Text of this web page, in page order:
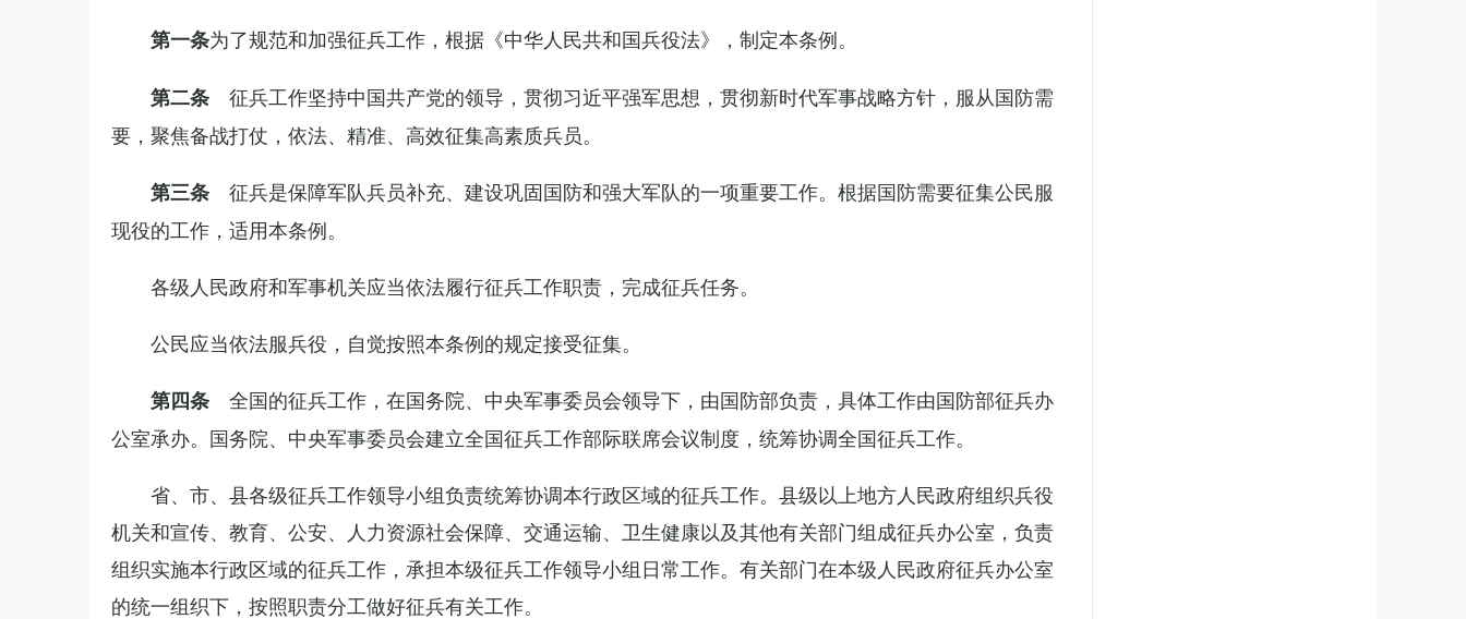
第一条为了规范和加强征兵工作，根据《中华人民共和国兵役法》，制定本条例。
第二条 征兵工作坚持中国共产党的领导，贯彻习近平强军思想，贯彻新时代军事战略方针，服从国防需
要，聚焦备战打仗，依法、精准、高效征集高素质兵员。
第三条 征兵是保障军队兵员补充、建设巩固国防和强大军队的一项重要工作。根据国防需要征集公民服
现役的工作，适用本条例。
各级人民政府和军事机关应当依法履行征兵工作职责，完成征兵任务。
公民应当依法服兵役，自觉按照本条例的规定接受征集。
第四条 全国的征兵工作，在国务院、中央军事委员会领导下，由国防部负责，具体工作由国防部征兵办
公室承办。国务院、中央军事委员会建立全国征兵工作部际联席会议制度，统筹协调全国征兵工作。
省、市、县各级征兵工作领导小组负责统筹协调本行政区域的征兵工作。县级以上地方人民政府组织兵役
机关和宣传、教育、公安、人力资源社会保障、交通运输、卫生健康以及其他有关部门组成征兵办公室，负责
组织实施本行政区域的征兵工作，承担本级征兵工作领导小组日常工作。有关部门在本级人民政府征兵办公室
的统一组织下，按照职责分工做好征兵有关工作。